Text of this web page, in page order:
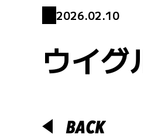
2026.02.10
ウイグ